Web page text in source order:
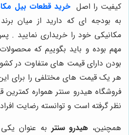
کیفیت را اصل خرید قطعات بیل
به بودجه ای که دارید از میان
مکانیکی خود را خریداری نمایید .
مهم بوده و باید بگوییم که محصولات
بودن دارای قیمت های متفاوت در
هر یک قیمت‌ های مختلفی را برای
فروشگاه هیدرو سنتر همواره
نظر گرفته است و توانسته رضایت
همچنین، هیدرو سنتر به عنوان یکی